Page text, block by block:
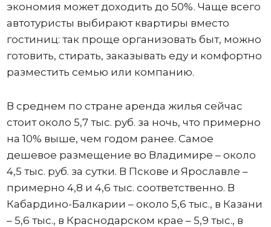
экономия может доходить до 50%. Чаще всего
автотуристы выбирают квартиры вместо
гостиниц: так проще организовать быт, можно
готовить, стирать, заказывать еду и комфортно
разместить семью или компанию.
В среднем по стране аренда жилья сейчас
стоит около 5,7 тыс. руб. за ночь, что примерно
на 10% выше, чем годом ранее. Самое
дешевое размещение во Владимире – около
4,5 тыс. руб. за сутки. В Пскове и Ярославле –
примерно 4,8 и 4,6 тыс. соответственно. В
Кабардино-Балкарии – около 5,6 тыс., в Казани
– 5,6 тыс., в Краснодарском крае – 5,9 тыс., в